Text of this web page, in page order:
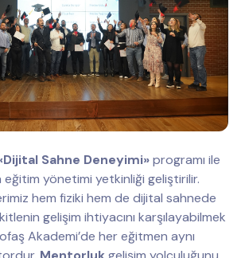
Sahne Deneyimi»programı ile
eğitim yönetimi yetkinliği geliştirilir.
hem fiziki hem de dijital sahnede
gelişim ihtiyacını karşılayabilmek
Akademi’de her eğitmen aynı